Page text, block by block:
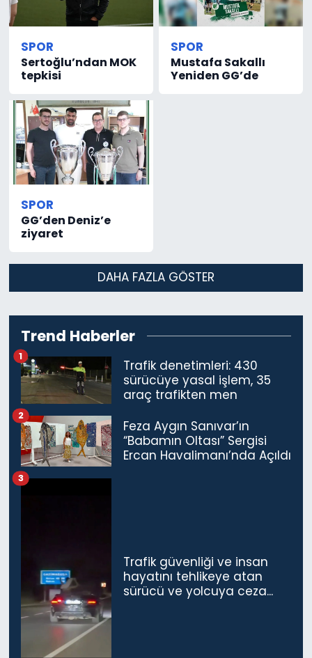
SPOR
Sertoğlu’ndan MOK
tepkisi
SPOR
Mustafa Sakallı
Yeniden GG’de
SPOR
GG’den Deniz’e
ziyaret
DAHA FAZLA GÖSTER
Trend Haberler
Trafik denetimleri: 430
sürücüye yasal işlem, 35
araç trafikten men
1
Feza Aygın Sanıvar’ın
“Babamın Oltası” Sergisi
Ercan Havalimanı’nda Açıldı
2
Trafik güvenliği ve insan
hayatını tehlikeye atan
sürücü ve yolcuya ceza...
3